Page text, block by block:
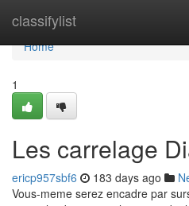
classifylist
Home
Home
1
Les carrelage
ericp957sbf6 183 days ago
Vous-meme serez encadre par